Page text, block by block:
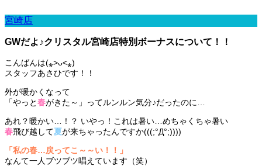
宮崎店
GWだよ♪クリスタル宮崎店特別ボーナスについて！！
こんばんは(⁎˃ᴗ˂⁎)
スタッフあさひです！！
外が暖かくなって
「やっと春がきた～」
ってルンルン気分♪だったのに…
あれ？暖かい…！？ いやっ！これは暑い…めちゃくちゃ暑い
春飛び越して夏が来ちゃったんですか(((;°Д°;))))
「私の春…戻ってこ～～い！！」
なんて一人ブツブツ唱えています（笑）